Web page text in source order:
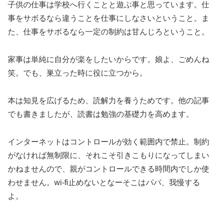
子供の仕事は学校へ行くことと遊ぶ事と思っています。仕
事をサボるなら違うことを仕事にしなさいということ。ま
た、仕事をサボるなら一定の制約は甘んじろということ。
家事は単純に自分が楽をしたいからです。娘よ、ごめんね
笑。でも、巣立った時に役に立つから。
本は知見を広げるため、読解力を養うためです。他の記事
でも書きましたが、読書は勉強の基礎力を高めます。
インターネットはコントロールが効く範囲内で禁止。制約
がなければ無制限に、それこそ引きこもりになってしまい
かねませんので、親がコントロールできる時間内でしか使
わせません。wi-fi止めないとなーそこはパパ、我慢する
よ。